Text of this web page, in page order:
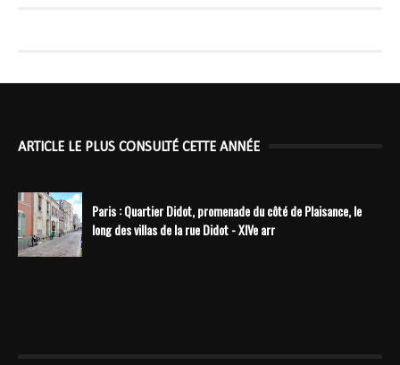
ARTICLE LE PLUS CONSULTÉ CETTE ANNÉE
Paris : Quartier Didot, promenade du côté de Plaisance, le
long des villas de la rue Didot - XIVe arr